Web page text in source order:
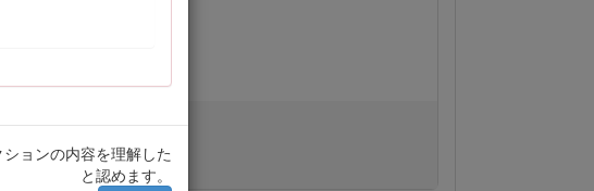
ョンの内容を理解した
と認めます。